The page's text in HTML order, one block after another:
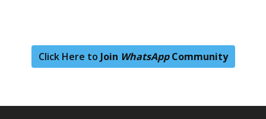
Click Here to Join WhatsAppCommunity